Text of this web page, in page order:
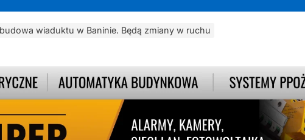
wiaduktu w Baninie. Będą zmiany w ruchu